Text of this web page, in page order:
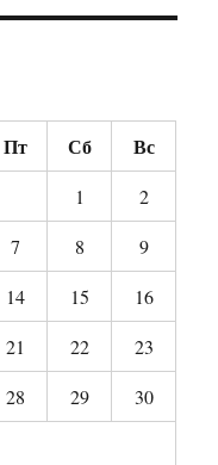
Пт Сб Вс
1
2
7 8
9
14 15
16
21 22
23
28 29
30